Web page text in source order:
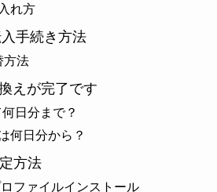
れ方
手続き方法
方法
えが完了です
日分まで？
何日分から？
方法
ファイルインストール